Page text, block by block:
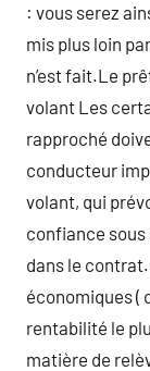
: vous serez
mis plus loin
n’est fait.Le
volant Les
rapproché
conducteur
volant, qui
confiance
dans le
économiques (
rentabilité le
matière de